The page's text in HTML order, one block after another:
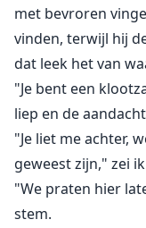
met bevroren
vinden, terwijl hij
dat leek het van
"Je bent een
liep en de
"Je liet me achter,
geweest zijn," zei
"We praten hier
stem.